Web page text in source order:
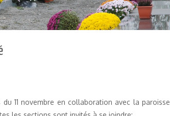
du 11 novembre en collaboration avec la paroisse